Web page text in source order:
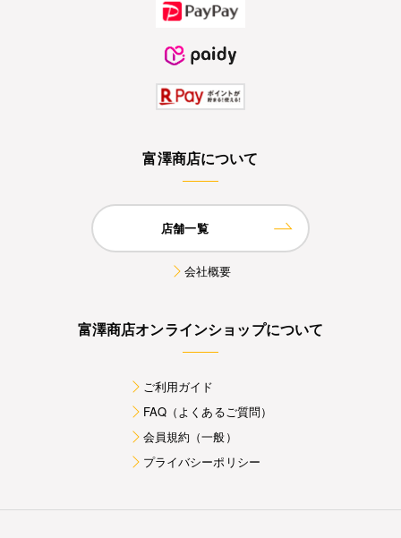
富澤商店について
店舗一覧
会社概要
富澤商店オンラインショップについて
ご利用ガイド
FAQ（よくあるご質問）
会員規約（一般）
プライバシーポリシー